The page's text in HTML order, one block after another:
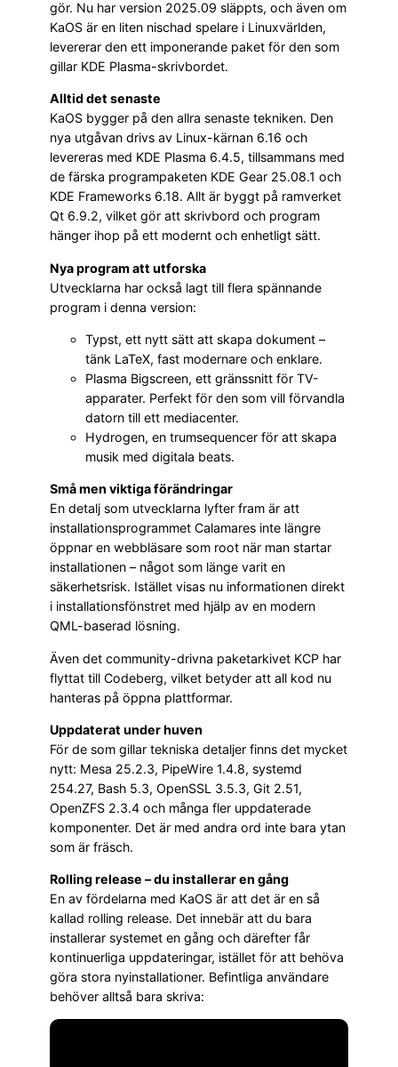
gör. Nu har version 2025.09 släppts, och även om
KaOS är en liten nischad spelare i Linuxvärlden,
levererar den ett imponerande paket för den som
gillar KDE Plasma-skrivbordet.
Alltid det senaste
KaOS bygger på den allra senaste tekniken. Den
nya utgåvan drivs av Linux-kärnan 6.16 och
levereras med KDE Plasma 6.4.5, tillsammans med
de färska programpaketen KDE Gear 25.08.1 och
KDE Frameworks 6.18. Allt är byggt på ramverket
Qt 6.9.2, vilket gör att skrivbord och program
hänger ihop på ett modernt och enhetligt sätt.
Nya program att utforska
Utvecklarna har också lagt till flera spännande
program i denna version:
Typst, ett nytt sätt att skapa dokument –
tänk LaTeX, fast modernare och enklare.
Plasma Bigscreen, ett gränssnitt för TV-
apparater. Perfekt för den som vill förvandla
datorn till ett mediacenter.
Hydrogen, en trumsequencer för att skapa
musik med digitala beats.
Små men viktiga förändringar
En detalj som utvecklarna lyfter fram är att
installationsprogrammet Calamares inte längre
öppnar en webbläsare som root när man startar
installationen – något som länge varit en
säkerhetsrisk. Istället visas nu informationen direkt
i installationsfönstret med hjälp av en modern
QML-baserad lösning.
Även det community-drivna paketarkivet KCP har
flyttat till Codeberg, vilket betyder att all kod nu
hanteras på öppna plattformar.
Uppdaterat under huven
För de som gillar tekniska detaljer finns det mycket
nytt: Mesa 25.2.3, PipeWire 1.4.8, systemd
254.27, Bash 5.3, OpenSSL 3.5.3, Git 2.51,
OpenZFS 2.3.4 och många fler uppdaterade
komponenter. Det är med andra ord inte bara ytan
som är fräsch.
Rolling release – du installerar en gång
En av fördelarna med KaOS är att det är en så
kallad rolling release. Det innebär att du bara
installerar systemet en gång och därefter får
kontinuerliga uppdateringar, istället för att behöva
göra stora nyinstallationer. Befintliga användare
behöver alltså bara skriva: